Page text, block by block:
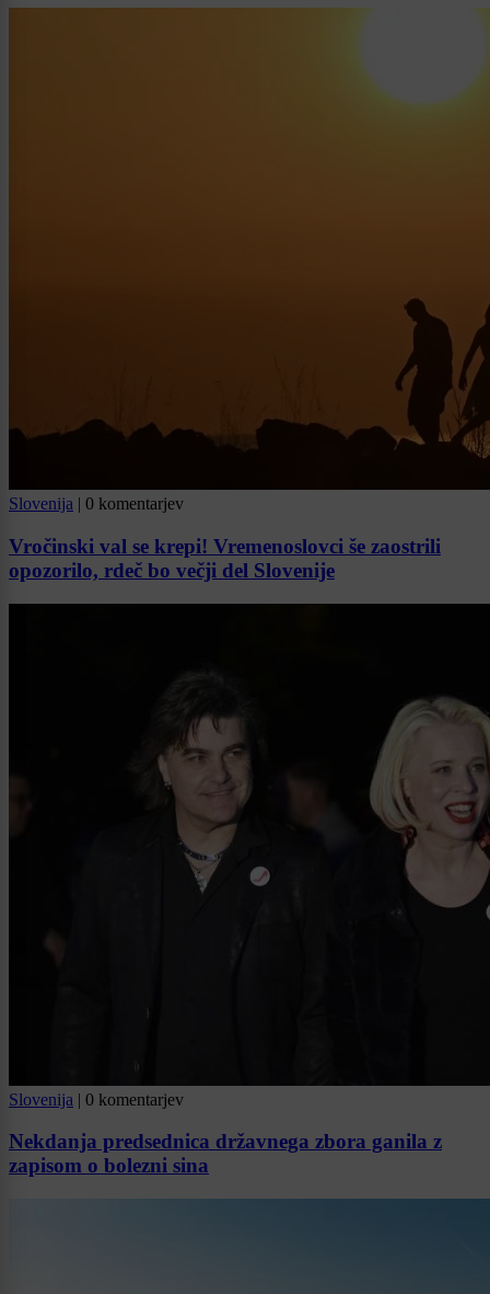
Slovenija | 0 komentarjev
Vročinski val se krepi! Vremenoslovci še zaostrili
opozorilo, rdeč bo večji del Slovenije
Slovenija | 0 komentarjev
Nekdanja predsednica državnega zbora ganila z
zapisom o bolezni sina